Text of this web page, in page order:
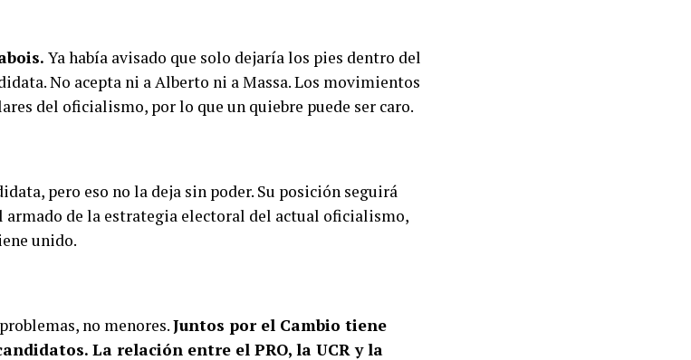
Ya había avisado que solo dejaría los pies dentro del
No acepta ni a Alberto ni a Massa. Los movimientos
del oficialismo, por lo que un quiebre puede ser caro.
pero eso no la deja sin poder. Su posición seguirá
armado de la estrategia electoral del actual oficialismo,
unido.
no menores.Juntos por el Cambio tiene
La relación entre el PRO, la UCR y la